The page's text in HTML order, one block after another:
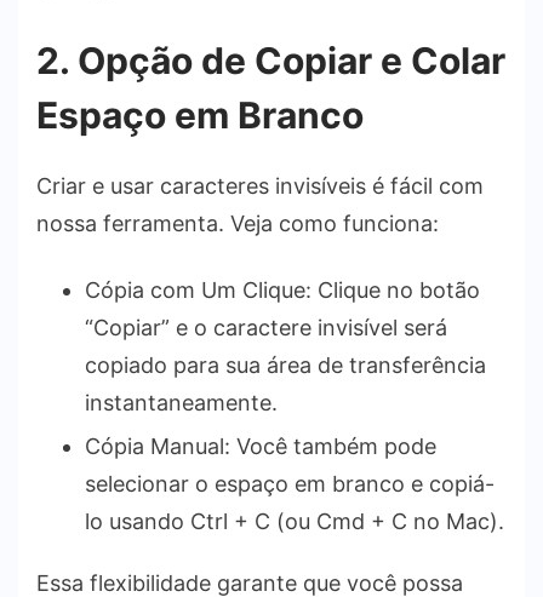
2. Opção de Copiar e Colar
Espaço em Branco
Criar e usar caracteres invisíveis é fácil com
nossa ferramenta. Veja como funciona:
Cópia com Um Clique: Clique no botão
“Copiar” e o caractere invisível será
copiado para sua área de transferência
instantaneamente.
Cópia Manual: Você também pode
selecionar o espaço em branco e copiá-
lo usando Ctrl + C (ou Cmd + C no Mac).
Essa flexibilidade garante que você possa